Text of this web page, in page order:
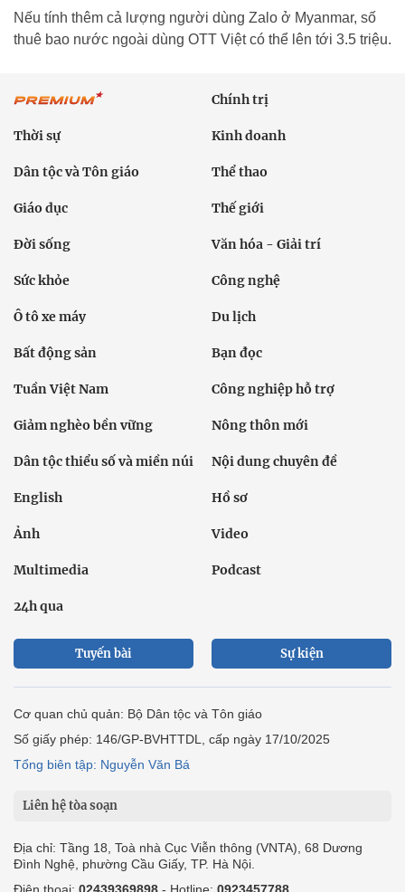
Nếu tính thêm cả lượng người dùng Zalo ở Myanmar, số
thuê bao nước ngoài dùng OTT Việt có thể lên tới 3.5 triệu.
Chính trị
Thời sự Kinh doanh
Dân tộc và Tôn giáo Thể thao
Giáo dục Thế giới
Đời sống Văn hóa - Giải trí
Sức khỏe Công nghệ
Ô tô xe máy Du lịch
Bất động sản Bạn đọc
Tuần Việt Nam Công nghiệp hỗ trợ
Giảm nghèo bền vững Nông thôn mới
Dân tộc thiểu số và miền núi Nội dung chuyên đề
English Hồ sơ
Ảnh Video
Multimedia Podcast
24h qua
Tuyến bài Sự kiện
Cơ quan chủ quản: Bộ Dân tộc và Tôn giáo
Số giấy phép: 146/GP-BVHTTDL, cấp ngày 17/10/2025
Tổng biên tập: Nguyễn Văn Bá
Liên hệ tòa soạn
Địa chỉ: Tầng 18, Toà nhà Cục Viễn thông (VNTA), 68 Dương
Đình Nghệ, phường Cầu Giấy, TP. Hà Nội.